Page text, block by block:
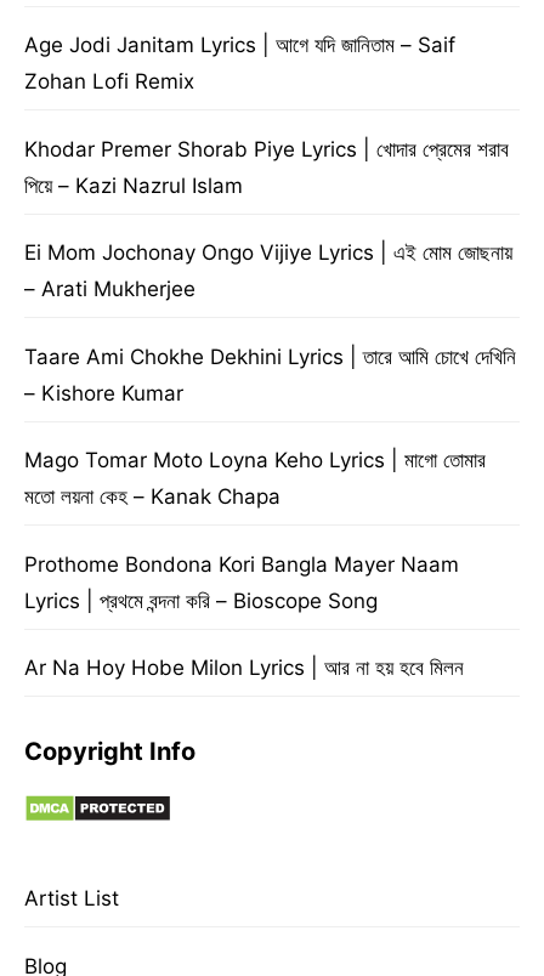
Age Jodi Janitam Lyrics | আগে যদি জানিতাম – Saif
Zohan Lofi Remix
Khodar Premer Shorab Piye Lyrics | খোদার প্রেমের শরাব
পিয়ে – Kazi Nazrul Islam
Ei Mom Jochonay Ongo Vijiye Lyrics | এই মোম জোছনায়
– Arati Mukherjee
Taare Ami Chokhe Dekhini Lyrics | তারে আমি চোখে দেখিনি
– Kishore Kumar
Mago Tomar Moto Loyna Keho Lyrics | মাগো তোমার
মতো লয়না কেহ – Kanak Chapa
Prothome Bondona Kori Bangla Mayer Naam
Lyrics | প্রথমে বন্দনা করি – Bioscope Song
Ar Na Hoy Hobe Milon Lyrics | আর না হয় হবে মিলন
Copyright Info
Artist List
Blog